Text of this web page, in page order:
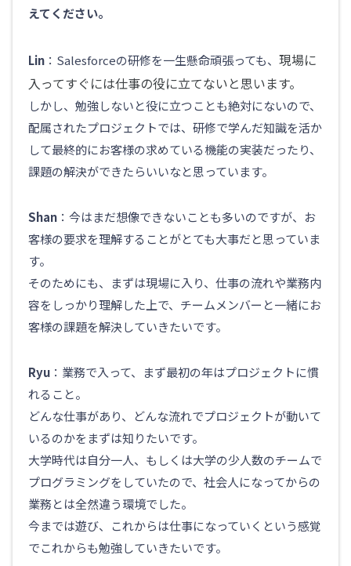
えてください。
Lin ：Salesforceの研修を一生懸命頑張っても、 現場に
入ってすぐには仕事の役に立てないと思います。
しかし、勉強しないと役に立つことも絶対にないので、
配属されたプロジェクトでは、研修で学んだ知識を活か
して最終的にお客様の求めている機能の実装だったり、
課題の解決ができたらいいなと思っています。
Shan ：今はまだ想像できないことも多いのですが、お
客様の要求を理解することがとても大事だと思っていま
す。
そのためにも、まずは現場に入り、仕事の流れや業務内
容をしっかり理解した上で、チームメンバーと一緒にお
客様の課題を解決していきたいです。
Ryu ：業務で入って、まず最初の年はプロジェクトに慣
れること。
どんな仕事があり、どんな流れでプロジェクトが動いて
いるのかをまずは知りたいです。
大学時代は自分一人、もしくは大学の少人数のチームで
プログラミングをしていたので、社会人になってからの
業務とは全然違う環境でした。
今までは遊び、これからは仕事になっていくという感覚
でこれからも勉強していきたいです。